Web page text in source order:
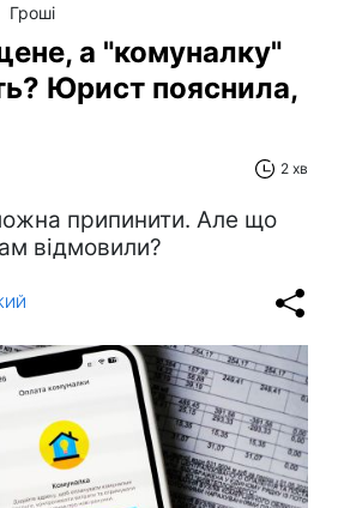
Гроші
а "комуналку"
Юрист пояснила,
2 хв
припинити. Але що
відмовили?